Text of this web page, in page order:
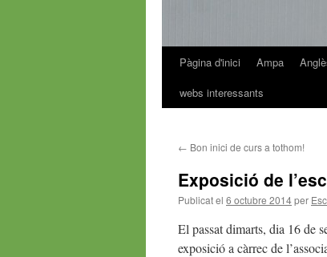
VésPàgina d'inici Ampa
webs interessants
← Bon inici de curs a tothom!
Exposició de
Publicat el 6 octubre 2014per
El passat dimarts, dia 16 de
exposició a càrrec de